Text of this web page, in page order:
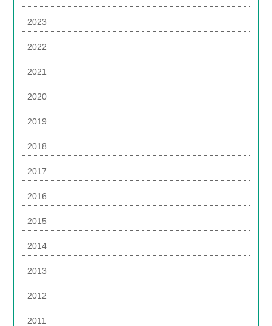
2023
2022
2021
2020
2019
2018
2017
2016
2015
2014
2013
2012
2011